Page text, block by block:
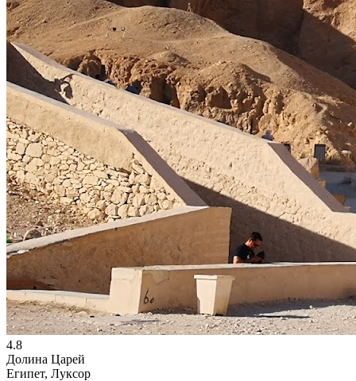
4.8
Долина Царей
Египет, Луксор